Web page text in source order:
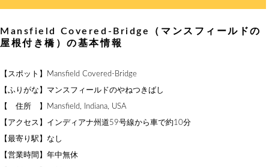
Mansfield Covered-Bridge（マンスフィールドの
屋根付き橋）の基本情報
【スポット】Mansfield Covered-Bridge
【ふりがな】マンスフィールドのやねつきばし
【 住所 】Mansfield, Indiana, USA
【アクセス】インディアナ州道59号線から車で約10分
【最寄り駅】なし
【営業時間】年中無休